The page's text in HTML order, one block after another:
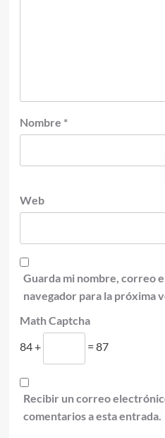
Nombre *
Web
Guarda mi nombre, correo
navegador para la próxima
Math Captcha
84 +
= 87
Recibir un correo
comentarios a esta entrada.